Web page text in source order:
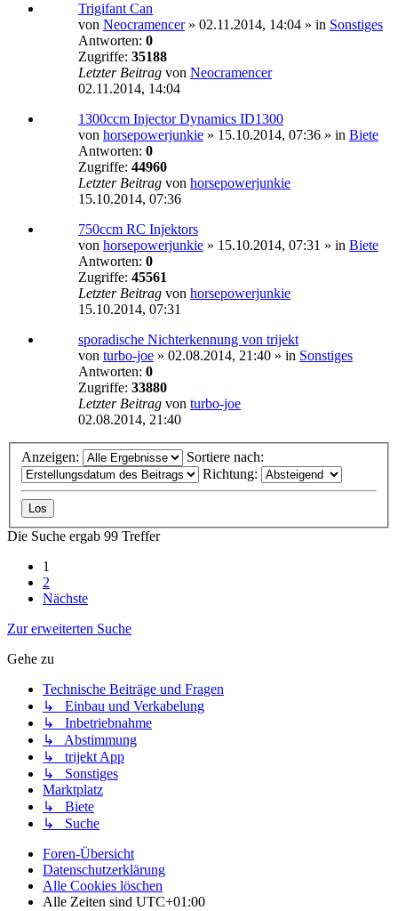
Trigifant Can
von Neocramencer» 02.11.2014, 14:04 » in Sonstiges
Antworten: 0
Zugriffe: 35188
Letzter Beitrag von Neocramencer
02.11.2014, 14:04
1300ccm Injector Dynamics ID1300
von horsepowerjunkie » 15.10.2014, 07:36 » in Biete
Antworten: 0
Zugriffe: 44960
Letzter Beitrag von horsepowerjunkie
15.10.2014, 07:36
750ccm RC Injektors
von horsepowerjunkie » 15.10.2014, 07:31 » in Biete
Antworten: 0
Zugriffe: 45561
Letzter Beitrag von horsepowerjunkie
15.10.2014, 07:31
sporadische Nichterkennung von trijekt
von turbo-joe » 02.08.2014, 21:40 » in Sonstiges
Antworten: 0
Zugriffe: 33880
Letzter Beitrag von turbo-joe
02.08.2014, 21:40
Anzeigen:
Sortiere nach:
Richtung:
Die Suche ergab 99 Treffer
1
2
Nächste
Zur erweiterten Suche
Gehe zu
Technische Beiträge und Fragen
↳ Einbau und Verkabelung
↳ Inbetriebnahme
↳ Abstimmung
↳ trijekt App
↳ Sonstiges
Marktplatz
↳ Biete
↳ Suche
Foren-Übersicht
Datenschutzerklärung
Alle Cookies löschen
Alle Zeiten sind UTC+01:00